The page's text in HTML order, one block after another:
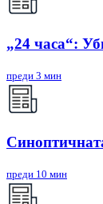
„24 часа“:
преди 3 мин
преди 10 мин